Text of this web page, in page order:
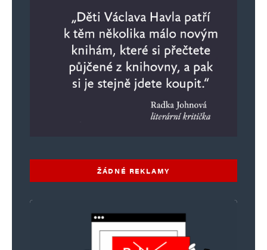
ŽÁDNÉ REKLAMY